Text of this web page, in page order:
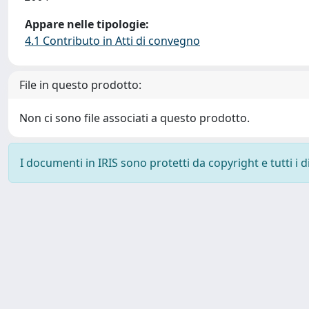
Appare nelle tipologie:
4.1 Contributo in Atti di convegno
File in questo prodotto:
Non ci sono file associati a questo prodotto.
I documenti in IRIS sono protetti da copyright e tutti i